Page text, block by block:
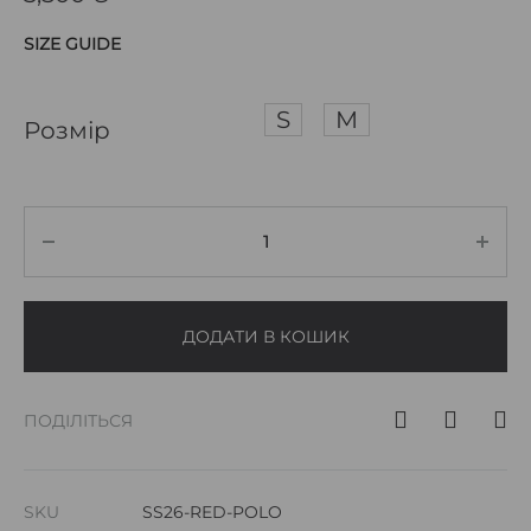
SIZE GUIDE
Розмір S M
ДОДАТИ В КОШИК
ПОДІЛІТЬСЯ
SKU
SS26-RED-POLO